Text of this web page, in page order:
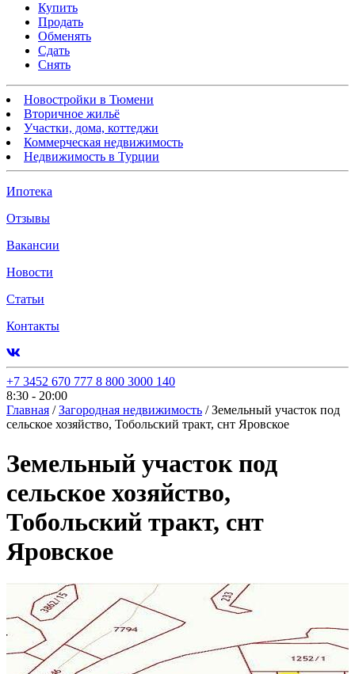
Купить
Продать
Обменять
Сдать
Снять
Новостройки в Тюмени
Вторичное жильё
Участки, дома, коттеджи
Коммерческая недвижимость
Недвижимость в Турции
Ипотека
Отзывы
Вакансии
Новости
Статьи
Контакты
+7 3452 670 777 8 800 3000 140
8:30 - 20:00
Главная / Загородная недвижимость / Земельный участок под
сельское хозяйство, Тобольский тракт, снт Яровское
Земельный участок под
сельское хозяйство,
Тобольский тракт, снт
Яровское